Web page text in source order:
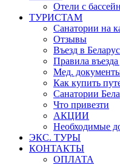
Отели с
ТУРИСТАМ
Санатории на
Отзывы
Въезд в
Правила въезда
Мед.
Как купить
Санатории
Что привезти
АКЦИИ
Необходимые
ЭКС. ТУРЫ
КОНТАКТЫ
ОПЛАТА